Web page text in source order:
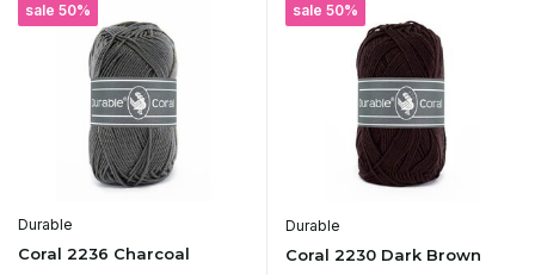
sale 50%
Durable
Coral 2236 Charcoal
sale 50%
Durable
Coral 2230 Dark Brown